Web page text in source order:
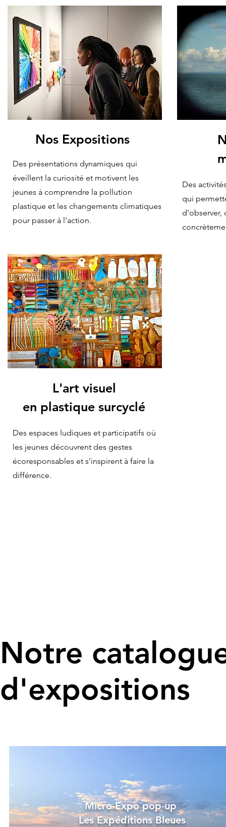
Nos Expositions
Des présentations dynamiques qui
éveillent la curiosité et motivent les
jeunes à comprendre la pollution
plastique et les changements climatiques
pour passer à l’action.
Des
qui
d’observer,
L'art visuel
en plastique surcyclé
Des espaces ludiques et participatifs où
les jeunes découvrent des gestes
écoresponsables et s’inspirent à faire la
différence.
Notre
d'expositions
Micro-Expo pop-up
Les Expéditions Bleues